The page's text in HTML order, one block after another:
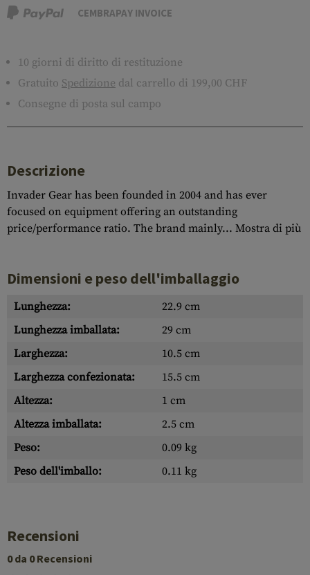
CEMBRAPAY INVOICE
10 giorni di diritto di restituzione
Gratuito Spedizione dal carrello di 199,00 CHF
Consegne di posta sul campo
Descrizione
Invader Gear has been founded in 2004 and has ever
focused on equipment offering an outstanding
price/performance ratio. The brand mainly... Mostra di più
Dimensioni e peso dell'imballaggio
Lunghezza:
22.9 cm
Lunghezza imballata:
29 cm
Larghezza:
10.5 cm
Larghezza confezionata:
15.5 cm
Altezza:
1 cm
Altezza imballata:
2.5 cm
Peso:
0.09 kg
Peso dell'imballo:
0.11 kg
Recensioni
0 da 0 Recensioni